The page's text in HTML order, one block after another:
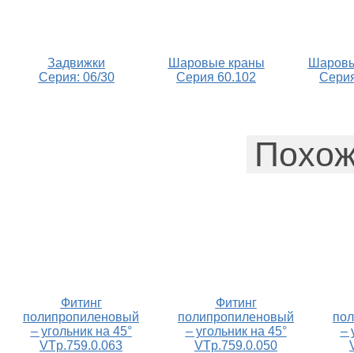
Задвижки
Серия: 06/30
Шаровые краны
Серия 60.102
Фитинг
полипропиленовый
– угольник на 45°
VTp.759.0.063
Фитинг
полипропиленовый
– угольник на 45°
VTp.759.0.050
–